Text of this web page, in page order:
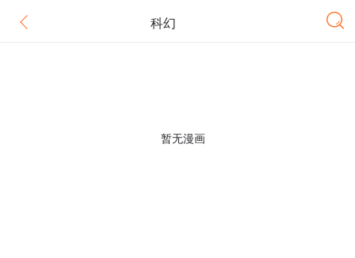
科幻
暂无漫画